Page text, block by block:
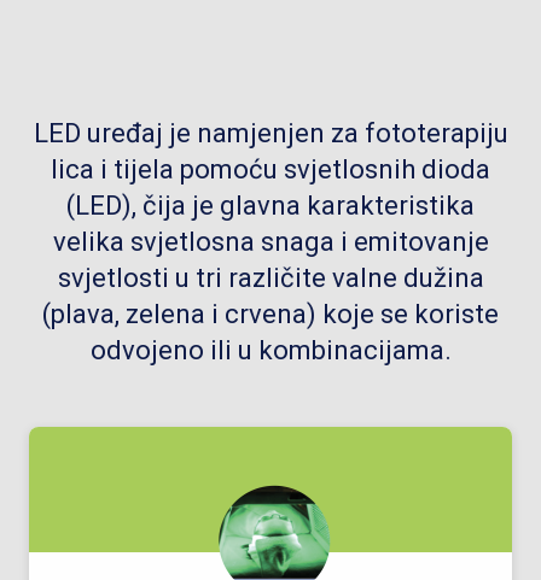
LED uređaj je namjenjen za fototerapiju
lica i tijela pomoću svjetlosnih dioda
(LED), čija je glavna karakteristika
velika svjetlosna snaga i emitovanje
svjetlosti u tri različite valne dužina
(plava, zelena i crvena) koje se koriste
odvojeno ili u kombinacijama.